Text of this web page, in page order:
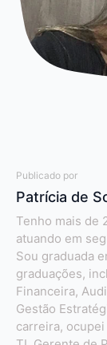
Publicado por
Patrícia de
Tenho mais de
atuando em
Sou graduada
graduações,
Financeira,
Gestão
carreira,